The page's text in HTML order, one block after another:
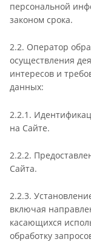
персональной
законом срока.
2.2. Оператор
осуществления
интересов и
данных:
2.2.1.
на Сайте.
2.2.2.
Сайта.
2.2.3.
включая
касающихся
обработку